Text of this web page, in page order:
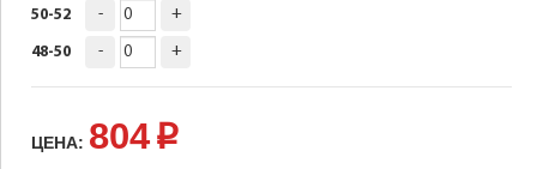
50-52 - +
48-50 - +
ЦЕНА: 804 p